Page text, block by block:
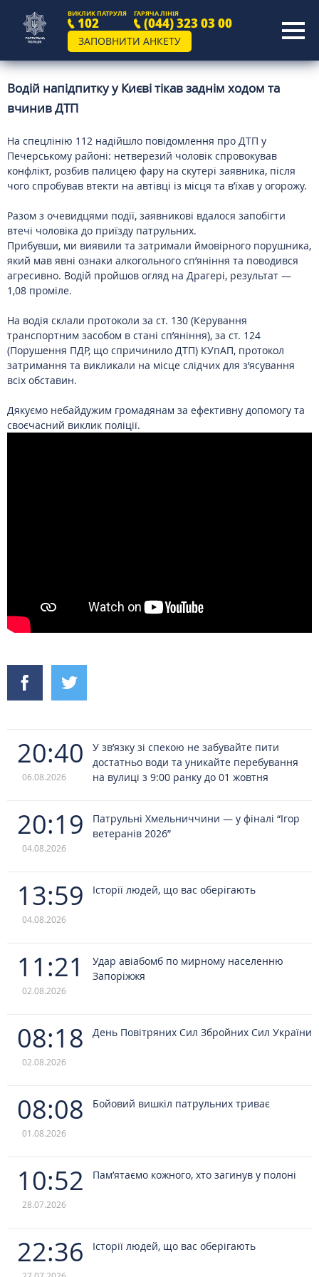
ВИКЛИК ПАТРУЛЯ
102
ГАРЯЧА ЛІНІЯ
(044) 323 03 00
ЗАПОВНИТИ АНКЕТУ
20:40
06.08.2026
У зв’язку зі спекою не забувайте пити
достатньо води та уникайте перебування
на вулиці з 9:00 ранку до 01 жовтня
20:19
04.08.2026
Патрульні Хмельниччини — у фіналі “Ігор
ветеранів 2026”
13:59
04.08.2026
Історії людей, що вас оберігають
11:21
02.08.2026
Удар авіабомб по мирному населенню
Запоріжжя
08:18
02.08.2026
День Повітряних Сил Збройних Сил України
08:08
01.08.2026
Бойовий вишкіл патрульних триває
10:52
28.07.2026
Пам’ятаємо кожного, хто загинув у полоні
22:36 Історії людей, що вас оберігають
Водій напідпитку у Києві тікав заднім ходом та
вчинив ДТП
На спецлінію 112 надійшло повідомлення про ДТП у
Печерському районі: нетверезий чоловік спровокував
конфлікт, розбив палицею фару на скутері заявника, після
чого спробував втекти на автівці із місця та в’їхав у огорожу.
Разом з очевидцями події, заявникові вдалося запобігти
втечі чоловіка до приїзду патрульних.
Прибувши, ми виявили та затримали ймовірного порушника,
який мав явні ознаки алкогольного сп’яніння та поводився
агресивно. Водій пройшов огляд на Драгері, результат —
1,08 проміле.
На водія склали протоколи за ст. 130 (Керування
транспортним засобом в стані сп’яніння), за ст. 124
(Порушення ПДР, що спричинило ДТП) КУпАП, протокол
затримання та викликали на місце слідчих для з’ясування
всіх обставин.
Дякуємо небайдужим громадянам за ефективну допомогу та
своєчасний виклик поліції.